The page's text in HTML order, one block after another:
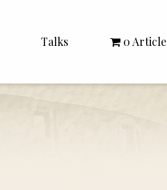
Talks 0 Article